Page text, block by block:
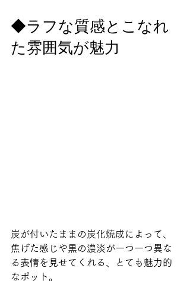
◆ラフな質感とこなれ
た雰囲気が魅力
炭が付いたままの炭化焼成によって、
焦げた感じや黒の濃淡が一つ一つ異な
る表情を見せてくれる、とても魅力的
なポット。